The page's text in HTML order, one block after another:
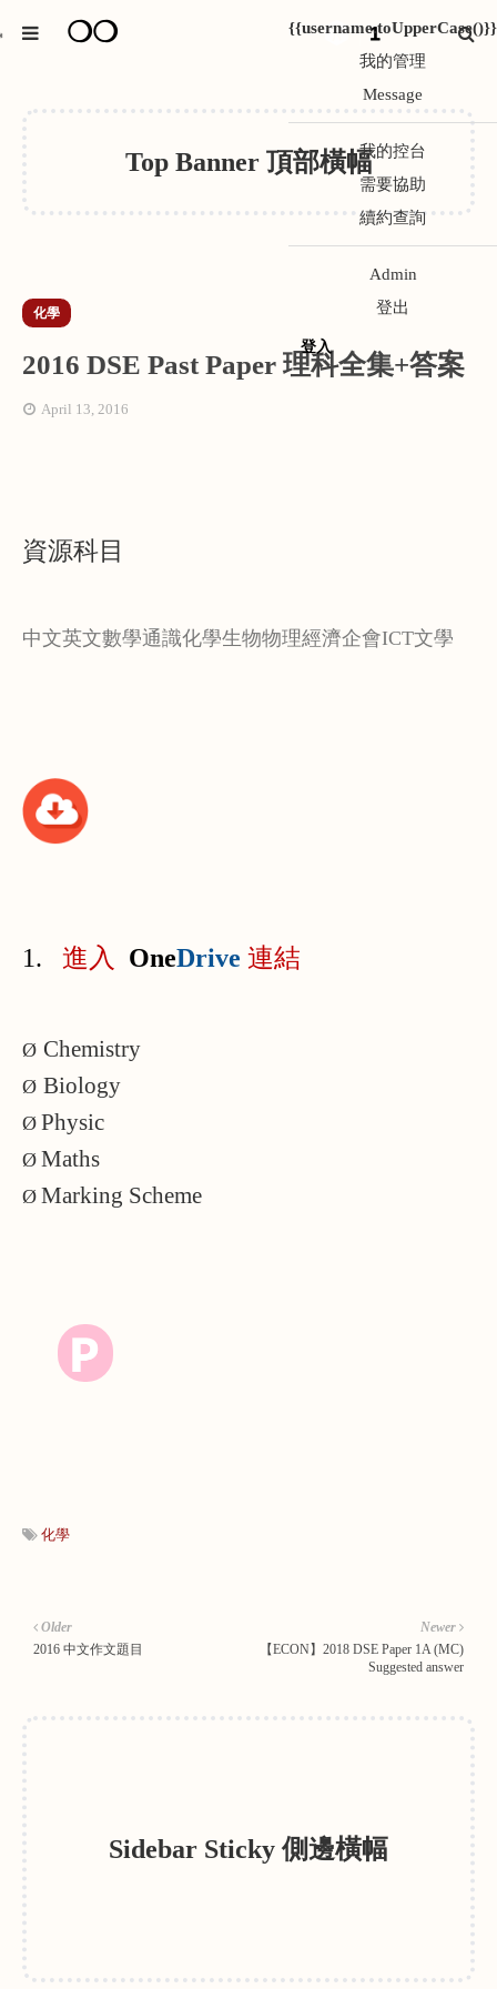
❍❍
{{username.toUpperCase()}}
我的管理
Message
我的控台
需要協助
續約查詢
Admin
登出
登入
1
Top Banner 頂部橫幅
化學
2016 DSE Past Paper 理科全集+答案
April 13, 2016
資源科目
中文英文數學通識化學生物物理經濟企會ICT文學
1. 進 入 OneDrive 連結
Ø Chemistry
Ø Biology
Ø Physic
Ø Maths
Ø Marking Scheme
化學
Newer
【ECON】2018 DSE Paper 1A (MC)
Suggested answer
Older
2016 中文作文題目
Sidebar Sticky 側邊橫幅